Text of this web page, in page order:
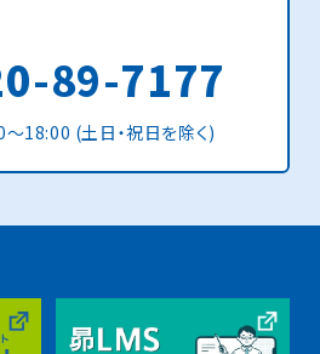
89-7177
18:00 (土日・祝日を除く)